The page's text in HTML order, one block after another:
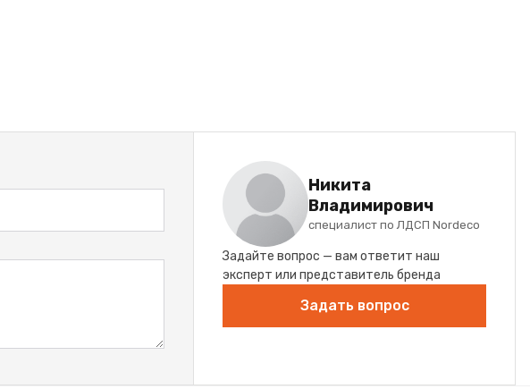
Никита
Владимирович
специалист по ЛДСП Nordeco
Задайте вопрос — вам ответит наш
эксперт или представитель бренда
Задать вопрос